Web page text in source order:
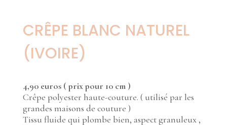
CRÊPE BLANC NATUREL
(IVOIRE)
4,90 euros ( prix pour 10 cm )
Crêpe polyester haute-couture. ( utilisé par les
grandes maisons de couture )
Tissu fluide qui plombe bien, aspect granuleux ,